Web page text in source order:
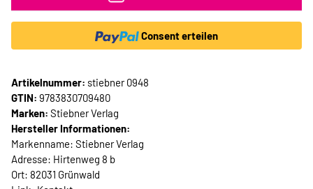
Consent erteilen
Artikelnummer: stiebner 0948
GTIN: 9783830709480
Marken: Stiebner Verlag
Hersteller Informationen:
Markenname: Stiebner Verlag
Adresse: Hirtenweg 8 b
Ort: 82031 Grünwald